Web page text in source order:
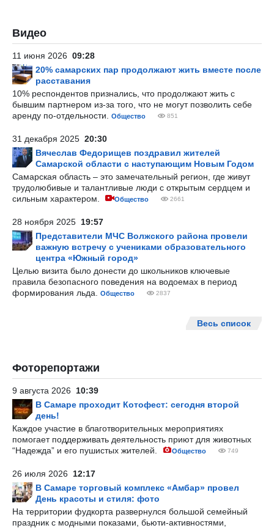
Видео
11 июня 2026 09:28
20% самарских пар продолжают жить вместе после
расставания
10% респондентов признались, что продолжают жить с
бывшим партнером из-за того, что не могут позволить себе
аренду по-отдельности.
Общество 851
31 декабря 2025 20:30
Вячеслав Федорищев поздравил жителей
Самарской области с наступающим Новым Годом
Самарская область – это замечательный регион, где живут
трудолюбивые и талантливые люди с открытым сердцем и
сильным характером.
Общество 2661
28 ноября 2025 19:57
Представители МЧС Волжского района провели
важную встречу с учениками образовательного
центра «Южный город»
Целью визита было донести до школьников ключевые
правила безопасного поведения на водоемах в период
формирования льда.
Общество 2837
Весь список
Фоторепортажи
9 августа 2026 10:39
В Самаре проходит Котофест: сегодня второй
день!
Каждое участие в благотворительных мероприятиях
помогает поддерживать деятельность приют для животных
“Надежда” и его пушистых жителей.
Общество 749
26 июля 2026 12:17
В Самаре торговый комплекс «Амбар» провел
День красоты и стиля: фото
На территории фудкорта развернулся большой семейный
праздник с модными показами, бьюти-активностями,